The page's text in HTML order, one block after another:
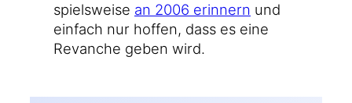
spiels­wei­se an 2006 erin­nern und
ein­fach nur hof­fen, dass es eine
Revan­che geben wird.